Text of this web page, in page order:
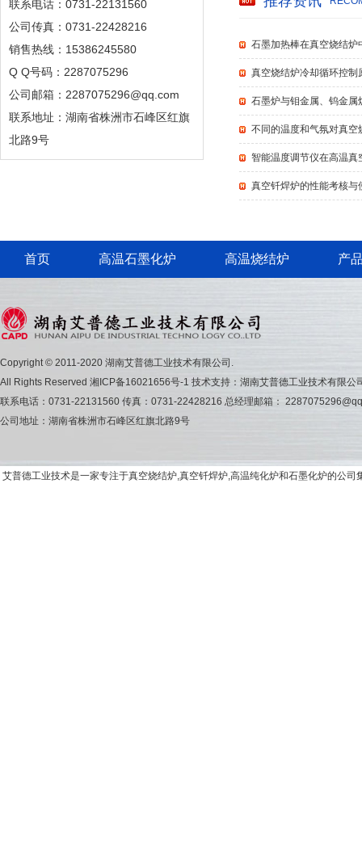
联系电话：0731-22131560
公司传真：0731-22428216
销售热线：15386245580
Q Q号码：2287075296
公司邮箱：2287075296@qq.com
联系地址：湖南省株洲市石峰区红旗
北路9号
石墨加热棒在真空烧结炉
真空烧结炉冷却循环控制
石墨炉与钼金属、钨金属
不同的温度和气氛对真空
智能温度调节仪在高温真
真空钎焊炉的性能考核与
首页 高温石墨化炉 高温烧结炉 产
Copyright © 2011-2020 湖南艾普德工业技术有限公司.
All Rights Reserved 湘ICP备16021656号-1 技术支持：湖南艾普德工业技术有限公
联系电话：0731-22131560 传真：0731-22428216 总经理邮箱：
公司地址：湖南省株洲市石峰区红旗北路9号
艾普德工业技术是一家专注于真空烧结炉,真空钎焊炉,高温纯化炉和石墨化炉的公